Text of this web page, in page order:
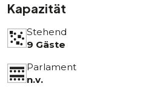
Kapazität
Stehend
9 Gäste
Parlament
n.v.